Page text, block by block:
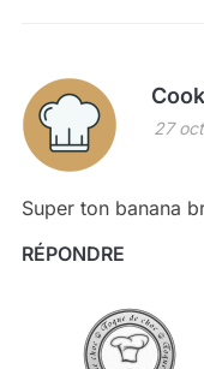
27
Super ton banana
RÉPONDRE